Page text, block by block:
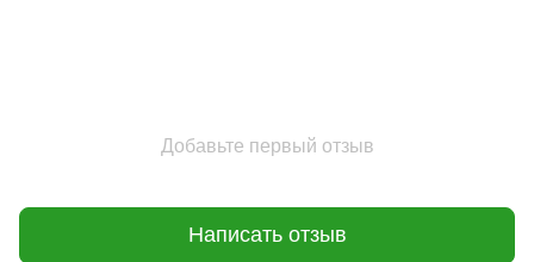
Добавьте первый отзыв
Написать отзыв